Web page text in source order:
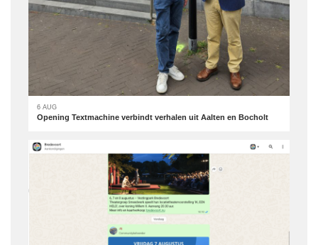
6 AUG
Opening Textmachine verbindt verhalen uit Aalten en Bocholt